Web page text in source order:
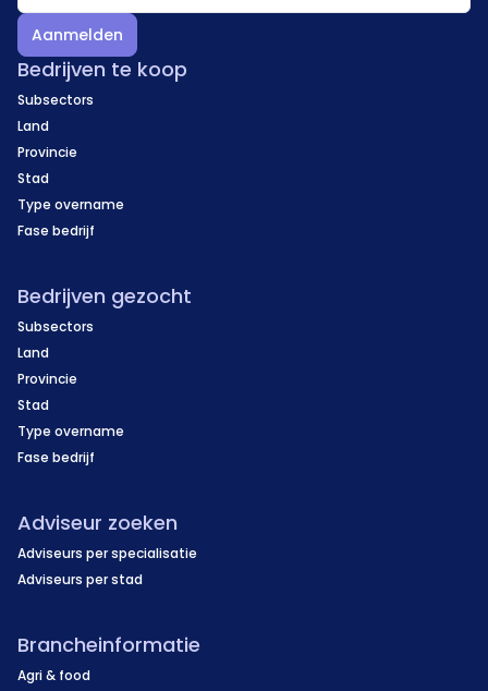
Aanmelden
Bedrijven te koop
Subsectors
Land
Provincie
Stad
Type overname
Fase bedrijf
Bedrijven gezocht
Subsectors
Land
Provincie
Stad
Type overname
Fase bedrijf
Adviseur zoeken
Adviseurs per specialisatie
Adviseurs per stad
Brancheinformatie
Agri & food